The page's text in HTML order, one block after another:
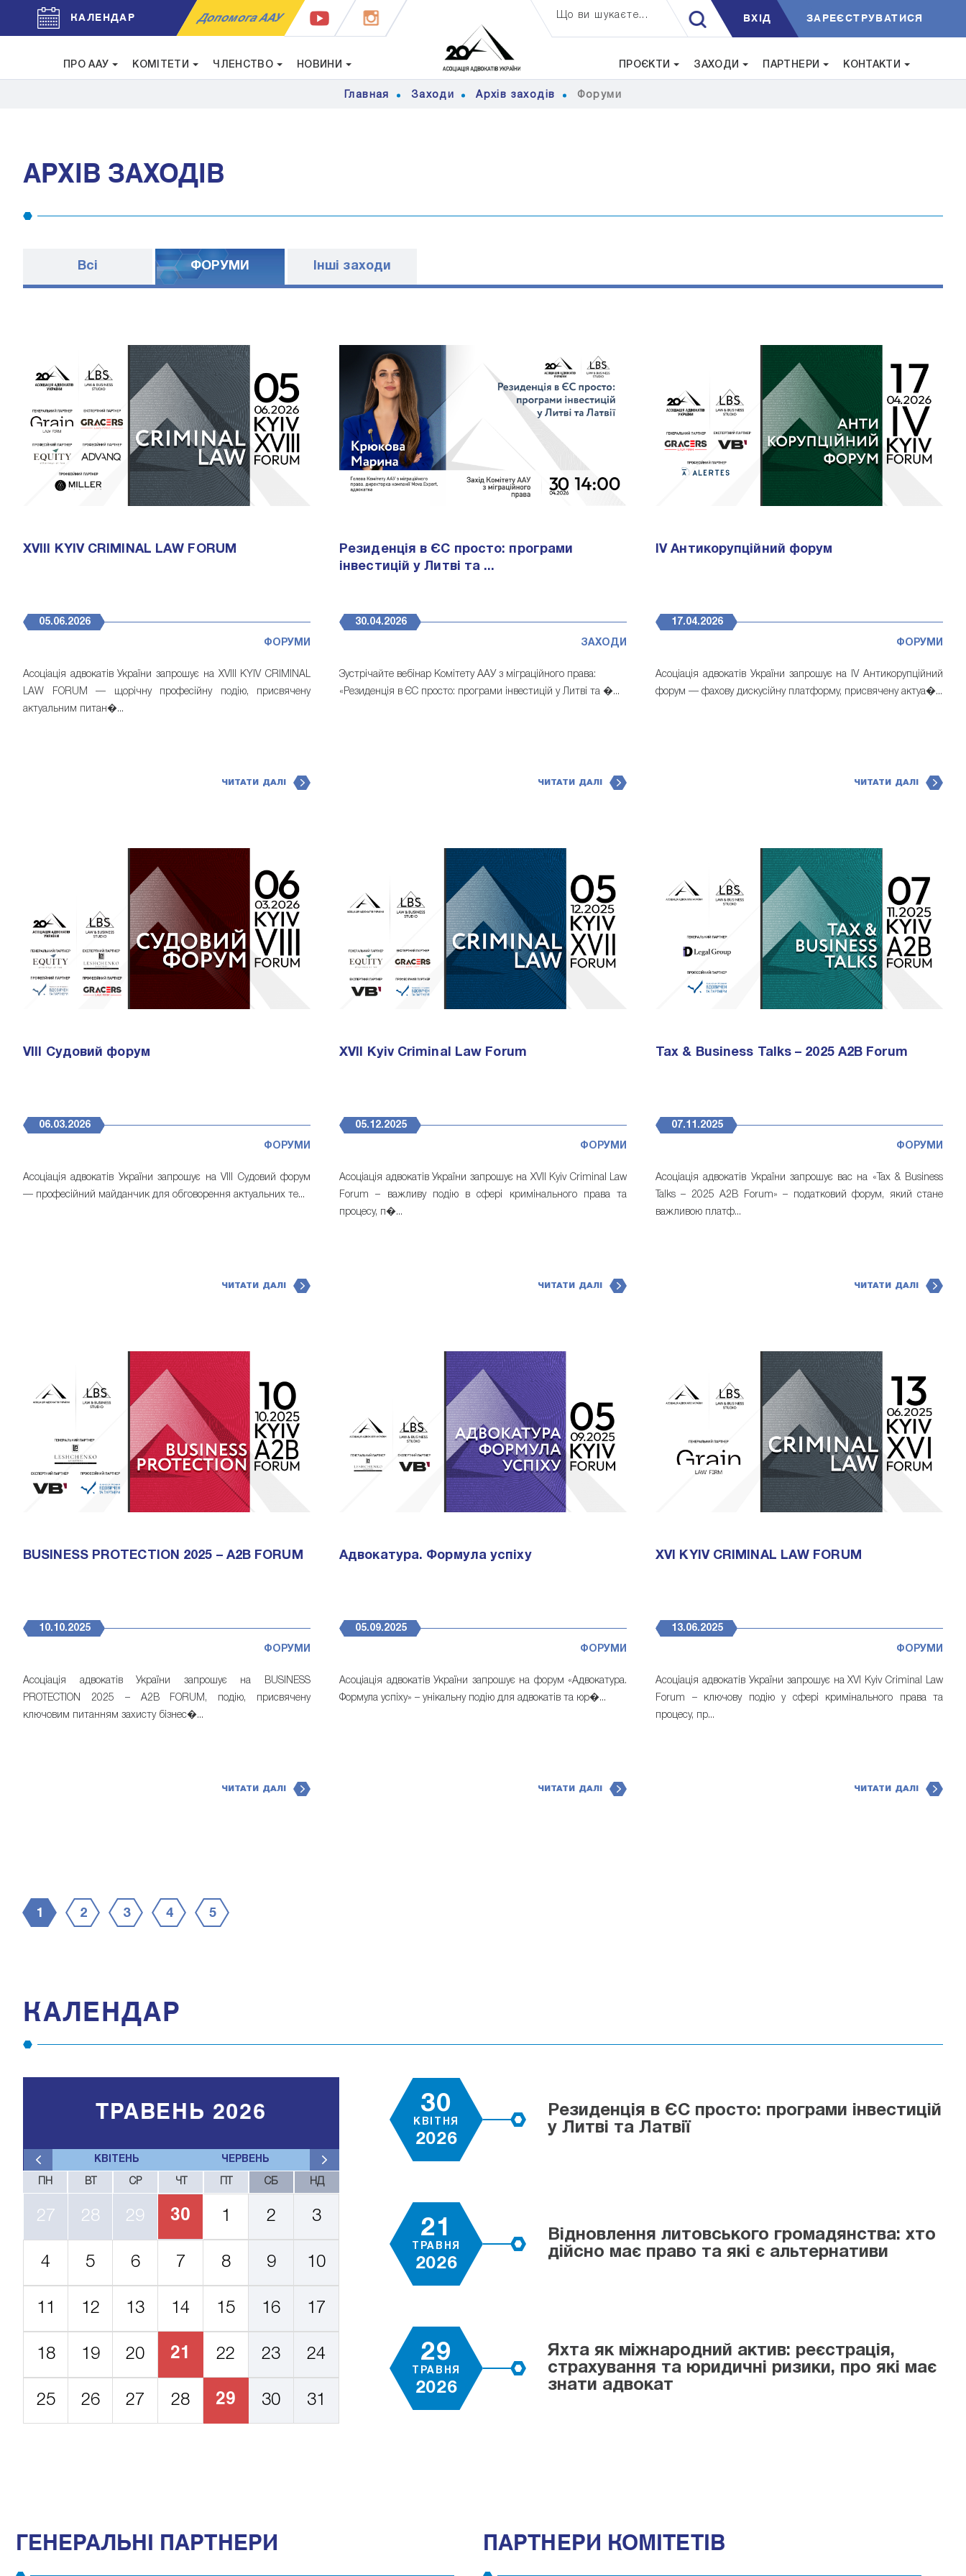
КАЛЕНДАР Допомога ААУ Що ви шукаєте... ВXIД ЗАРЕЄСТРУВАТИСЯ
ПРО ААУ КОМІТЕТИ ЧЛЕНСТВО НОВИНИ ПРОЄКТИ ЗАХОДИ ПАРТНЕРИ КОНТАКТИ
Главная Заходи Архів заходів Форуми
АРХІВ ЗАХОДІВ
Всі ФОРУМИ Iншi заходи
XVIII KYIV CRIMINAL LAW FORUM
05.06.2026
ФОРУМИ
Асоціація адвокатів України запрошує на XVIII KYIV CRIMINAL
LAW FORUM — щорічну професійну подію, присвячену
актуальним питан�...
ЧИТАТИ ДАЛІ
Резиденція в ЄС просто: програми
інвестицій у Литві та ...
30.04.2026
ЗАХОДИ
Зустрічайте вебінар Комітету ААУ з міграційного права:
«Резиденція в ЄС просто: програми інвестицій у Литві та �...
ЧИТАТИ ДАЛІ
IV Антикорупційний форум
17.04.2026
ФОРУМИ
Асоціація адвокатів України запрошує на IV Антикорупційний
форум — фахову дискусійну платформу, присвячену актуа�...
ЧИТАТИ ДАЛІ
VІІІ Судовий форум
06.03.2026
ФОРУМИ
Асоціація адвокатів України запрошує на VІІІ Судовий форум
— професійний майданчик для обговорення актуальних те...
ЧИТАТИ ДАЛІ
XVII Kyiv Criminal Law Forum
05.12.2025
ФОРУМИ
Асоціація адвокатів України запрошує на XVII Kyiv Criminal Law
Forum – важливу подію в сфері кримінального права та
процесу, п�...
ЧИТАТИ ДАЛІ
Tax & Business Talks – 2025 A2B Forum
07.11.2025
ФОРУМИ
Асоціація адвокатів України запрошує вас на «Tax & Business
Talks – 2025 A2B Forum» – податковий форум, який стане
важливою платф...
ЧИТАТИ ДАЛІ
BUSINESS PROTECTION 2025 – A2B FORUM
10.10.2025
ФОРУМИ
Асоціація адвокатів України запрошує на BUSINESS
PROTECTION 2025 – A2B FORUM, подію, присвячену
ключовим питанням захисту бізнес�...
ЧИТАТИ ДАЛІ
Адвокатура. Формула успіху
05.09.2025
ФОРУМИ
Асоціація адвокатів України запрошує на форум «Адвокатура.
Формула успіху» – унікальну подію для адвокатів та юр�...
ЧИТАТИ ДАЛІ
XVI KYIV CRIMINAL LAW FORUM
13.06.2025
ФОРУМИ
Асоціація адвокатів України запрошує на XVI Kyiv Criminal Law
Forum – ключову подію у сфері кримінального права та
процесу, пр...
ЧИТАТИ ДАЛІ
1 2 3 4 5
КАЛЕНДАР
КВІТЕНЬ ЧЕРВЕНЬ
ТРАВЕНЬ 2026
ПН ВТ СР ЧТ СБ НД
27 28 29 30 1 2 3
4 5 6 7 8 9 10
11 12 13 14 15 16 17
18 19 20 21 22 23 24
25 26 27 28 29 30 31
30
КВІТНЯ
2026
Резиденція в ЄС просто: програми інвестицій
у Литві та Латвії
21
ТРАВНЯ
2026
Відновлення литовського громадянства: хто
дійсно має право та які є альтернативи
29
ТРАВНЯ
2026
Яхта як міжнародний актив: реєстрація,
страхування та юридичні ризики, про які має
знати адвокат
ГЕНЕРАЛЬНІ ПАРТНЕРИ ПАРТНЕРИ КОМІТЕТІВ